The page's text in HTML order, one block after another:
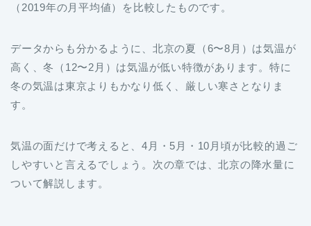
（2019年の月平均値）を比較したものです。
データからも分かるように、北京の夏（6〜8月）は気温が
高く、冬（12〜2月）は気温が低い特徴があります。特に
冬の気温は東京よりもかなり低く、厳しい寒さとなりま
す。
気温の面だけで考えると、4月・5月・10月頃が比較的過ご
しやすいと言えるでしょう。次の章では、北京の降水量に
ついて解説します。